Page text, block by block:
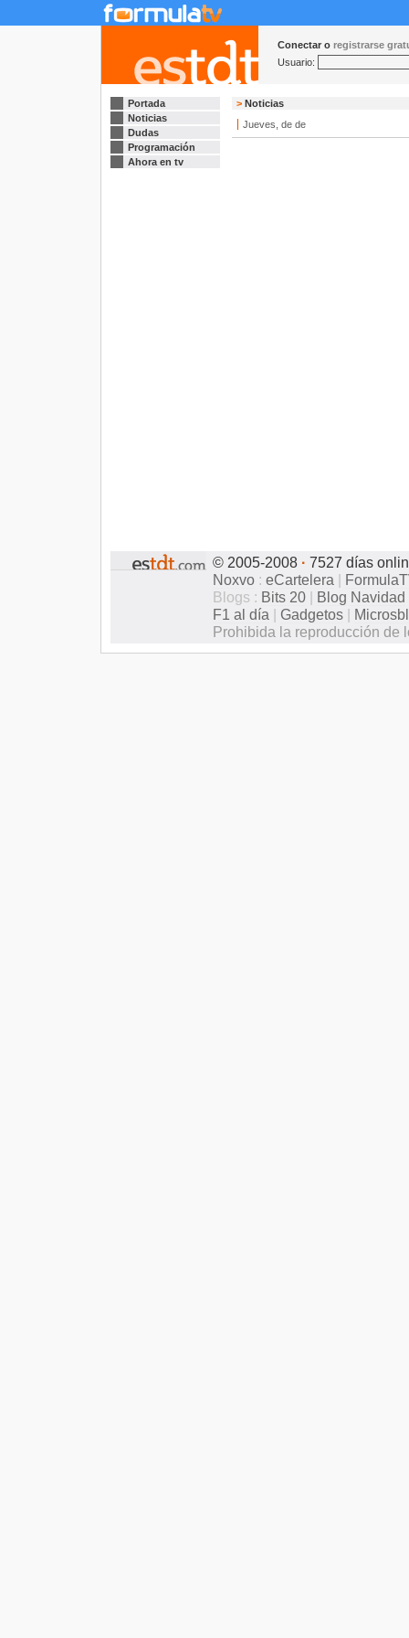
Conectar o registrarse
Usuario:
Portada
Noticias
Dudas
Programación
Ahora en tv
> Noticias
Jueves, de de
© 2005-2008 · 7527 días
Noxvo : eCartelera |
Blogs : Bits 20 | Blog Navidad
F1 al día | Gadgetos |
Prohibida la reproducción de